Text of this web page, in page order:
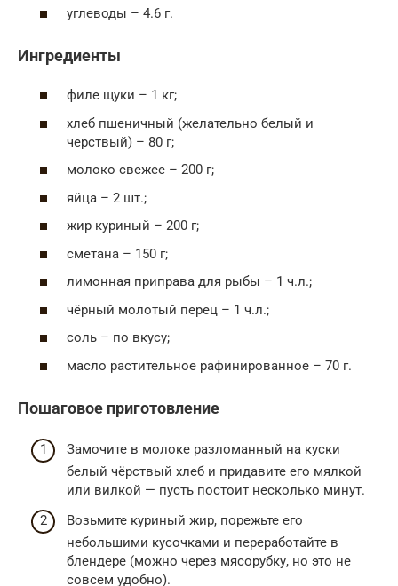
углеводы – 4.6 г.
Ингредиенты
филе щуки – 1 кг;
хлеб пшеничный (желательно белый и
черствый) – 80 г;
молоко свежее – 200 г;
яйца – 2 шт.;
жир куриный – 200 г;
сметана – 150 г;
лимонная приправа для рыбы – 1 ч.л.;
чёрный молотый перец – 1 ч.л.;
соль – по вкусу;
масло растительное рафинированное – 70 г.
Пошаговое приготовление
Замочите в молоке разломанный на куски
белый чёрствый хлеб и придавите его мялкой
или вилкой — пусть постоит несколько минут.
Возьмите куриный жир, порежьте его
небольшими кусочками и переработайте в
блендере (можно через мясорубку, но это не
совсем удобно).